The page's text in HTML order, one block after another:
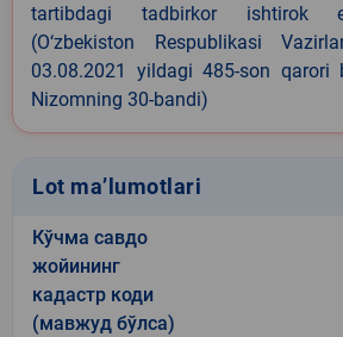
tartibdagi tadbirkor ishtirok
(O‘zbekiston Respublikasi
03.08.2021 yildagi 485-son qarori
Nizomning 30-bandi)
Lot ma’lumotlari
Кўчма савдо
жойининг
кадастр коди
(мавжуд бўлса)